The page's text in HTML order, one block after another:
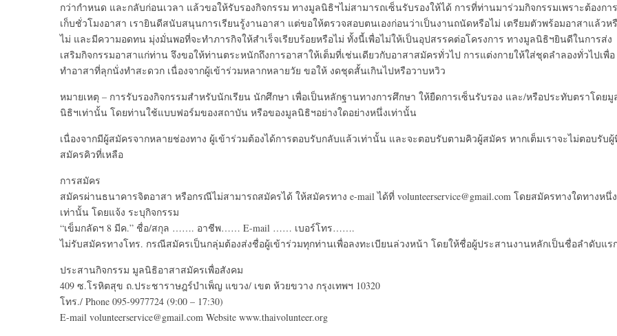
กว่ากำหนด และกลับก่อนเวลา แล้วขอให้รับรองกิจกรรม ทางมูลนิธิฯไม่สามารถเซ็นรับรองให้ได้ การที่ท่านมาร่วมกิจกรรมเพราะต้องการ
เก็บชั่วโมงอาสา เรายินดีสนับสนุนการเรียนรู้งานอาสา แต่ขอให้ตรวจสอบตนเองก่อนว่าเป็นงานถนัดหรือไม่ เตรียมตัวพร้อมอาสาแล้วห
ไม่ และมีความอดทน มุ่งมั่นพอที่จะทำภารกิจให้สำเร็จเรียบร้อยหรือไม่ ทั้งนี้เพื่อไม่ให้เป็นอุปสรรคต่อโครงการ ทางมูลนิธิฯยินดีในการส่ง
เสริมกิจกรรมอาสาแก่ท่าน จึงขอให้ท่านตระหนักถึงการอาสาให้เต็มที่เช่นเดียวกับอาสาสมัครทั่วไป การแต่งกายให้ใส่ชุดลำลองทั่วไปเพื่อ
ทำอาสาที่ลุกนั่งทำสะดวก เนื่องจากผู้เข้าร่วมหลากหลายวัย ขอให้ งดชุดสั้นเกินไปหรือวาบหวิว
หมายเหตุ – การรับรองกิจกรรมสำหรับนักเรียน นักศึกษา เพื่อเป็นหลักฐานทางการศึกษา ให้ยืดการเซ็นรับรอง และ/หรือประทับตราโดยมู
นิธิฯเท่านั้น โดยท่านใช้แบบฟอร์มของสถาบัน หรือของมูลนิธิฯอย่างใดอย่างหนึ่งเท่านั้น
เนื่องจากมีผู้สมัครจากหลายช่องทาง ผู้เข้าร่วมต้องได้การตอบรับกลับแล้วเท่านั้น และจะตอบรับตามคิวผู้สมัคร หากเต็มเราจะไม่ตอบรับผู้
สมัครคิวที่เหลือ
การสมัคร
สมัครผ่านธนาคารจิตอาสา หรือกรณีไม่สามารถสมัครได้ ให้สมัครทาง e-mail ได้ที่ volunteerservice@gmail.com โดยสมัครทางใดทางหนึ่ง
เท่านั้น โดยแจ้ง ระบุกิจกรรม
“เข็มกลัดฯ 8 มีค.” ชื่อ/สกุล ……. อาชีพ…… E-mail …… เบอร์โทร…….
ไม่รับสมัครทางโทร. กรณีสมัครเป็นกลุ่มต้องส่งชื่อผู้เข้าร่วมทุกท่านเพื่อลงทะเบียนล่วงหน้า โดยให้ชื่อผู้ประสานงานหลักเป็นชื่อลำดับแร
ประสานกิจกรรม มูลนิธิอาสาสมัครเพื่อสังคม
409 ซ.โรหิตสุข ถ.ประชาราษฎร์บำเพ็ญ แขวง/ เขต ห้วยขวาง กรุงเทพฯ 10320
โทร./ Phone 095-9977724 (9:00 – 17:30)
E-mail volunteerservice@gmail.com Website www.thaivolunteer.org